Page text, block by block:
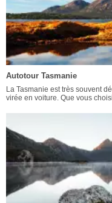
Autotour Tasmanie
La Tasmanie est très souvent
virée en voiture. Que vous